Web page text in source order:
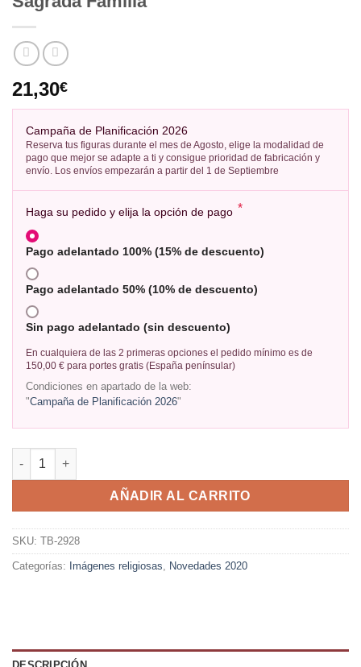
21,30€
Campaña de Planificación 2026
Reserva tus figuras durante el mes de Agosto, elige la modalidad de
pago que mejor se adapte a ti y consigue prioridad de fabricación y
envío. Los envíos empezarán a partir del 1 de Septiembre
Haga su pedido y elija la opción de pago *
Pago adelantado 100% (15% de descuento)
Pago adelantado 50% (10% de descuento)
Sin pago adelantado (sin descuento)
En cualquiera de las 2 primeras opciones el pedido mínimo es de
150,00 € para portes gratis (España penínsular)
Condiciones en apartado de la web:
"Campaña de Planificación 2026"
AÑADIR AL CARRITO
SKU: TB-2928
Categorías: Imágenes religiosas Novedades 2020